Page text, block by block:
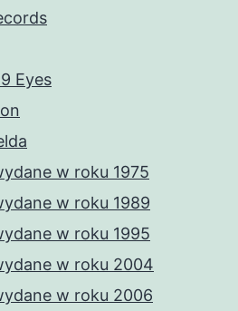
Eyes
w roku 1975
w roku 1989
w roku 1995
w roku 2004
w roku 2006